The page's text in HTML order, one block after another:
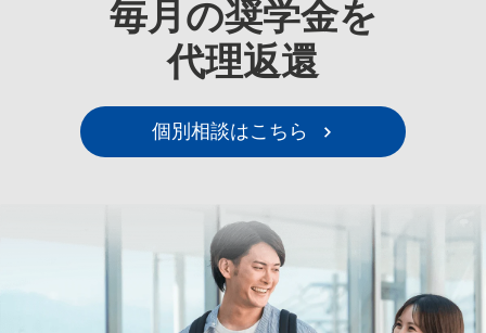
毎月の奨学金を
代理返還
個別相談はこちら